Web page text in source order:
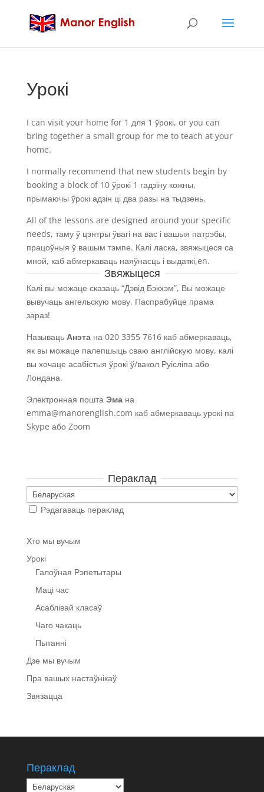
Урокі
I can visit your home for1 для 1 ўрокі, or you can
bring together a small group for me to teach at your
home.
I normally recommend that new students begin by
booking a block of 10 ўрокі 1 гадзіну кожны,
прымаючы ўрокі адзін ці два разы на тыдзень.
All of the lessons are designed around your specific
needs, таму ў цэнтры ўвагі на вас і вашыя патрэбы,
працоўныя ў вашым тэмпе. Калі ласка, звяжыцеся са
мной, каб абмеркаваць наяўнасць і выдаткі,en.
Звяжыцеся
Калі вы можаце сказаць “Дэвід Бэкхэм”, Вы можаце
вывучаць ангельскую мову. Паспрабуйце прама
зараз!
Называць Анэтана 020 3355 7616 каб абмеркаваць,
як вы можаце палепшыць сваю англійскую мову, калі
вы хочаце асабістыя ўрокі ў/вакол Руісліпа або
Лондана.
Электронная пошта Эмана
emma@manorenglish.com каб абмеркаваць урокі па
Skype або Zoom
Пераклад
Рэдагаваць пераклад
Хто мы вучым
Урокі
Галоўная Рэпетытары
Маці час
Асаблівай класаў
Чаго чакаць
Пытанні
Дзе мы вучым
Пра вашых настаўнікаў
Звязацца
Пераклад